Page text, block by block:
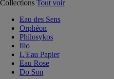
Collections Tout voir
Eau des Sens
Orphéon
Philosykos
Ilio
L'Eau Papier
Eau Rose
Do Son